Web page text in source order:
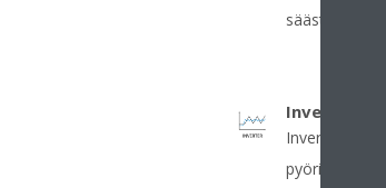
säästäen
Invertteri